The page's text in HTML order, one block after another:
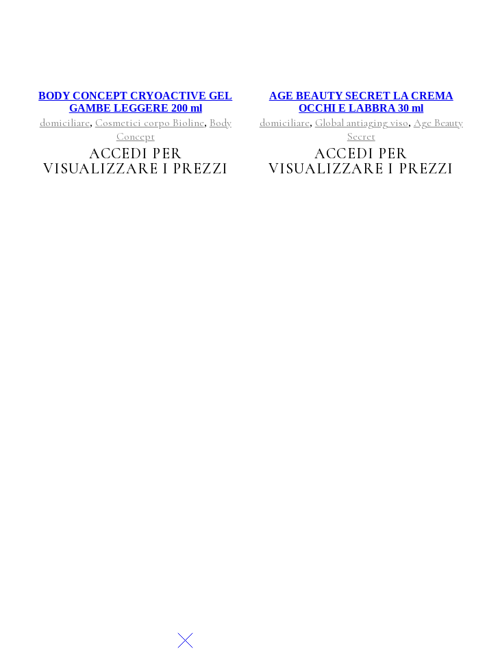
BODY CONCEPT CRYOACTIVE GEL
GAMBE LEGGERE 200 ml
domiciliare, Cosmetici corpo Bioline, Body
Concept
ACCEDI PER
VISUALIZZARE I PREZZI
AGE BEAUTY SECRET LA CREMA
OCCHI E LABBRA 30 ml
domiciliare, Global antiaging viso, Age Beauty
Secret
ACCEDI PER
VISUALIZZARE I PREZZI